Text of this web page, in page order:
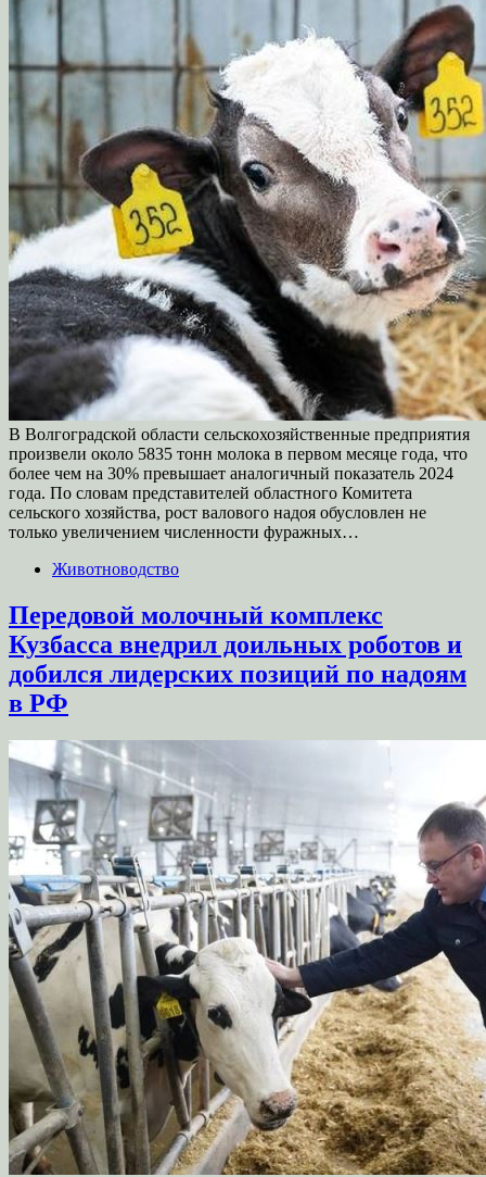
В Волгоградской области сельскохозяйственные предприятия
произвели около 5835 тонн молока в первом месяце года, что
более чем на 30% превышает аналогичный показатель 2024
года. По словам представителей областного Комитета
сельского хозяйства, рост валового надоя обусловлен не
только увеличением численности фуражных…
Животноводство
Передовой молочный комплекс
Кузбасса внедрил доильных роботов и
добился лидерских позиций по надоям
в РФ